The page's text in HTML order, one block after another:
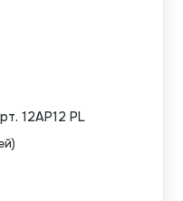
12AP12 PL